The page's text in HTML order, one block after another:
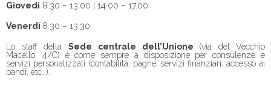
Giovedì 8.30 – 13.00 | 14.00 – 17.00
Venerdì 8.30 – 13.30
Lo staff della Sede centrale dell’Unione (via del Vecchio
Macello, 4/C) è come sempre a disposizione per consulenze e
servizi personalizzati (contabilità, paghe, servizi finanziari, accesso ai
bandi, etc…).